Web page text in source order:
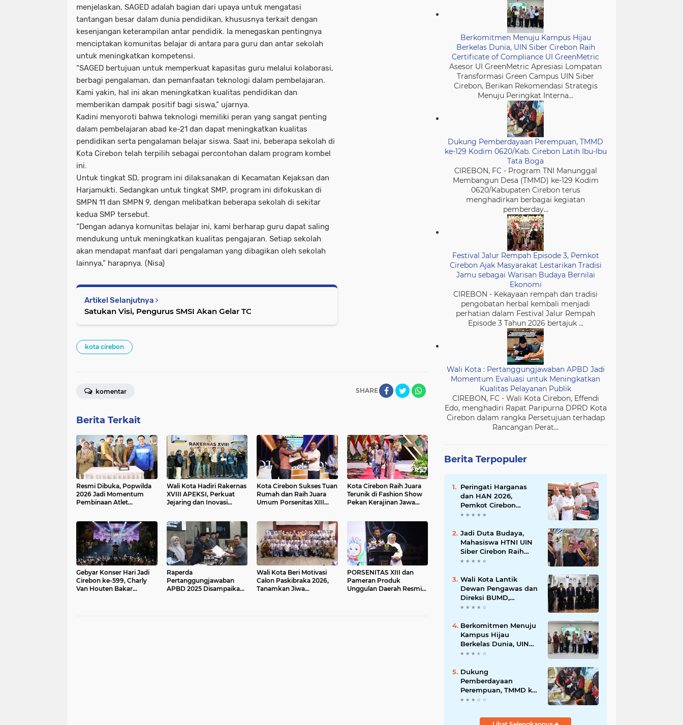
menjelaskan, SAGED adalah bagian dari upaya untuk mengatasi
tantangan besar dalam dunia pendidikan, khususnya terkait dengan
kesenjangan keterampilan antar pendidik. Ia menegaskan pentingnya
menciptakan komunitas belajar di antara para guru dan antar sekolah
untuk meningkatkan kompetensi.
“SAGED bertujuan untuk memperkuat kapasitas guru melalui kolaborasi,
berbagi pengalaman, dan pemanfaatan teknologi dalam pembelajaran.
Kami yakin, hal ini akan meningkatkan kualitas pendidikan dan
memberikan dampak positif bagi siswa,” ujarnya.
Kadini menyoroti bahwa teknologi memiliki peran yang sangat penting
dalam pembelajaran abad ke-21 dan dapat meningkatkan kualitas
pendidikan serta pengalaman belajar siswa. Saat ini, beberapa sekolah di
Kota Cirebon telah terpilih sebagai percontohan dalam program kombel
ini.
Untuk tingkat SD, program ini dilaksanakan di Kecamatan Kejaksan dan
Harjamukti. Sedangkan untuk tingkat SMP, program ini difokuskan di
SMPN 11 dan SMPN 9, dengan melibatkan beberapa sekolah di sekitar
kedua SMP tersebut.
“Dengan adanya komunitas belajar ini, kami berharap guru dapat saling
mendukung untuk meningkatkan kualitas pengajaran. Setiap sekolah
akan mendapat manfaat dari pengalaman yang dibagikan oleh sekolah
lainnya,” harapnya. (Nisa)
Artikel Selanjutnya
Satukan Visi, Pengurus SMSI Akan Gelar TC
kota cirebon
SHARE
komentar
Berita Terkait
Resmi Dibuka, Popwilda
2026 Jadi Momentum
Pembinaan Atlet
Wali Kota Hadiri Rakernas
XVIII APEKSI, Perkuat
Jejaring dan Inovasi
Kota Cirebon Sukses Tuan
Rumah dan Raih Juara
Umum Porsenitas XIII
Kota Cirebon Raih Juara
Terunik di Fashion Show
Pekan Kerajinan Jawa
Gebyar Konser Hari Jadi
Cirebon ke-599, Charly
Van Houten Bakar
Raperda
Pertanggungjawaban
APBD 2025 Disampaikan,
Wali Kota Beri Motivasi
Calon Paskibraka 2026,
Tanamkan Jiwa
PORSENITAS XIII dan
Pameran Produk
Unggulan Daerah Resmi
Berkomitmen Menuju Kampus Hijau
Berkelas Dunia, UIN Siber Cirebon Raih
Certificate of Compliance UI GreenMetric
Asesor UI GreenMetric Apresiasi Lompatan
Transformasi Green Campus UIN Siber
Cirebon, Berikan Rekomendasi Strategis
Menuju Peringkat Interna...
Dukung Pemberdayaan Perempuan, TMMD
ke-129 Kodim 0620/Kab. Cirebon Latih Ibu-Ibu
Tata Boga
CIREBON, FC - Program TNI Manunggal
Membangun Desa (TMMD) ke-129 Kodim
0620/Kabupaten Cirebon terus
menghadirkan berbagai kegiatan
pemberday...
Festival Jalur Rempah Episode 3, Pemkot
Cirebon Ajak Masyarakat Lestarikan Tradisi
Jamu sebagai Warisan Budaya Bernilai
Ekonomi
CIREBON - Kekayaan rempah dan tradisi
pengobatan herbal kembali menjadi
perhatian dalam Festival Jalur Rempah
Episode 3 Tahun 2026 bertajuk ...
Wali Kota : Pertanggungjawaban APBD Jadi
Momentum Evaluasi untuk Meningkatkan
Kualitas Pelayanan Publik
CIREBON, FC - Wali Kota Cirebon, Effendi
Edo, menghadiri Rapat Paripurna DPRD Kota
Cirebon dalam rangka Persetujuan terhadap
Rancangan Perat...
Berita Terpopuler
Peringati Harganas
dan HAN 2026,
Pemkot Cirebon
Perkuat Komitmen
Anak
Jadi Duta Budaya,
Mahasiswa HTNI UIN
Siber Cirebon Raih
Juara 1 Duta Batik DKI
Wali Kota Lantik
Dewan Pengawas dan
Direksi BUMD,
Tegaskan Komitmen
Integritas
Berkomitmen Menuju
Kampus Hijau
Berkelas Dunia, UIN
Siber Cirebon Raih
Compliance UI
GreenMetric
Dukung
Pemberdayaan
Perempuan, TMMD ke-
129 Kodim 0620/Kab.
Tata Boga